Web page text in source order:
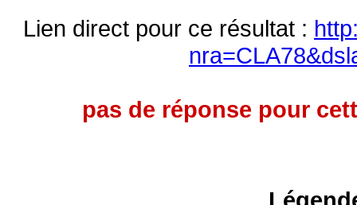
Lien direct pour ce résultat :
pas de réponse pour